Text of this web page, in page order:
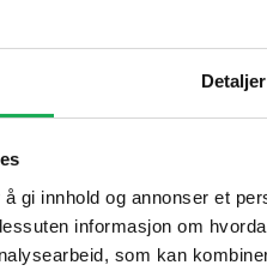
Detaljer
gi innhold og annonser et
informasjon om
som kan